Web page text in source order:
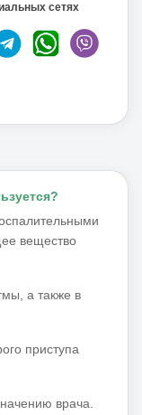
сетях
вещество
а также в
приступа
врача.